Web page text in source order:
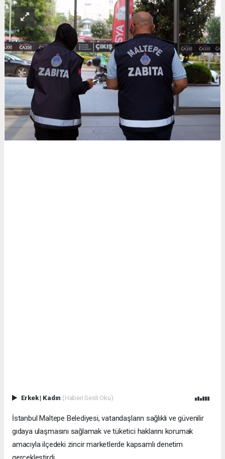
Erkek| Kadın (Haberi Sesli Oku)
İstanbul Maltepe Belediyesi, vatandaşların sağlıklı ve güvenilir
gıdaya ulaşmasını sağlamak ve tüketici haklarını korumak
amacıyla ilçedeki zincir marketlerde kapsamlı denetim